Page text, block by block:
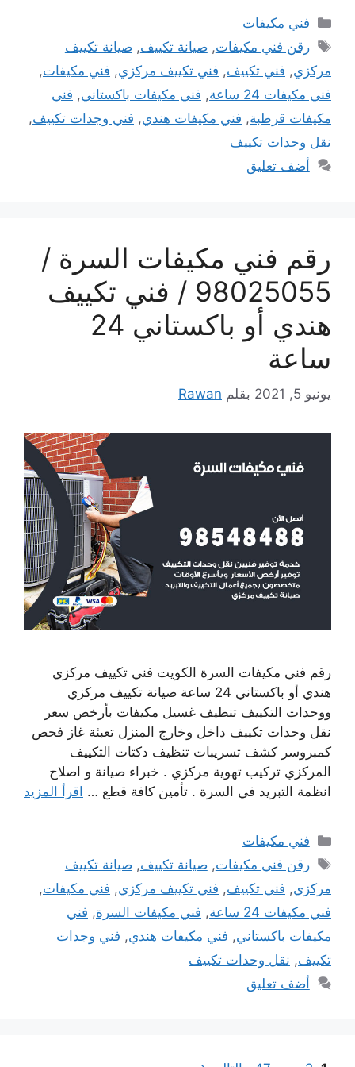
التصنيفات
فني مكيفات
الوسوم
رقن فني مكيفات,صيانة تكييف,صيانة تكييف
مركزي, فني تكييف, فني تكييف مركزي, فني مكيفات,
فني مكيفات 24 ساعة
, فني مكيفات باكستاني, فني
مكيفات قرطبة, فني مكيفات هندي, فني وجدات تكييف,
نقل وحدات تكييف
أضف تعليق
رقم فني مكيفات السرة /
98025055 / فني تكييف
هندي أو باكستاني 24
ساعة
يونيو 5, 2021 بقلم Rawan
رقم فني مكيفات السرة الكويت فني تكييف مركزي
هندي أو باكستاني 24 ساعة صيانة تكييف مركزي
ووحدات التكييف تنظيف غسيل مكيفات بأرخص سعر
نقل وحدات تكييف داخل وخارج المنزل تعبئة غاز فحص
كمبروسر كشف تسريبات تنظيف دكتات التكييف
المركزي تركيب تهوية مركزي . خبراء صيانة و اصلاح
انظمة التبريد في السرة . تأمين كافة قطع … اقرأ المزيد
التصنيفات
فني مكيفات
الوسوم
رقن فني مكيفات,صيانة تكييف,صيانة تكييف
مركزي, فني تكييف, فني تكييف مركزي, فني مكيفات,
فني مكيفات 24 ساعة
, فني مكيفات السرة, فني
مكيفات باكستاني, فني مكيفات هندي, فني وجدات
تكييف, نقل وحدات تكييف
أضف تعليق